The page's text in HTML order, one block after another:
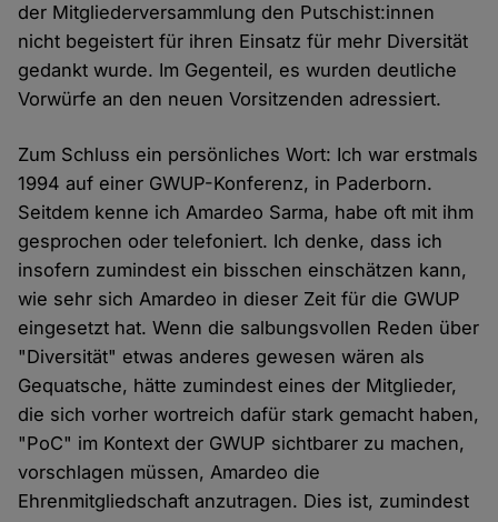
der Mitgliederversammlung den Putschist:innen
nicht begeistert für ihren Einsatz für mehr Diversität
gedankt wurde. Im Gegenteil, es wurden deutliche
Vorwürfe an den neuen Vorsitzenden adressiert.
Zum Schluss ein persönliches Wort: Ich war erstmals
1994 auf einer GWUP-Konferenz, in Paderborn.
Seitdem kenne ich Amardeo Sarma, habe oft mit ihm
gesprochen oder telefoniert. Ich denke, dass ich
insofern zumindest ein bisschen einschätzen kann,
wie sehr sich Amardeo in dieser Zeit für die GWUP
eingesetzt hat. Wenn die salbungsvollen Reden über
"Diversität" etwas anderes gewesen wären als
Gequatsche, hätte zumindest eines der Mitglieder,
die sich vorher wortreich dafür stark gemacht haben,
"PoC" im Kontext der GWUP sichtbarer zu machen,
vorschlagen müssen, Amardeo die
Ehrenmitgliedschaft anzutragen. Dies ist, zumindest